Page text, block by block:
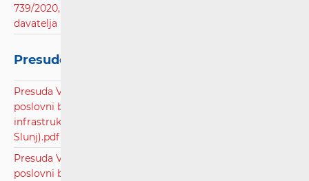
739/2020, radi rješavanja spora između korisnika i
davatelja poštanskih usluga.pdf
Presude Visokog upravnog suda
Presuda Visokog upravnog suda Republike Hrvatske,
poslovni broj: UsII-148/2021, radi utvrđivanja
infrastrukturnog operatora i naknade za pravo puta (Grad
Slunj).pdf
Presuda Visokog upravnog suda Republike Hrvatske
poslovni broj: UsII-299/2020, radi izmještanja EKI-a.pdf